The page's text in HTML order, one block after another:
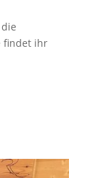
findet ihr